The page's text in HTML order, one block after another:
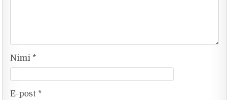
Nimi *
E-post *